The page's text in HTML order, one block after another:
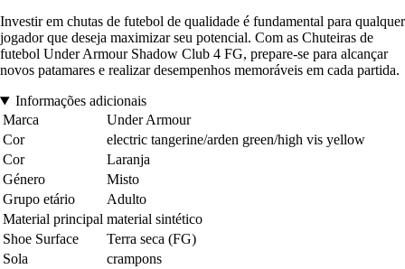
Investir em chutas de futebol de qualidade é fundamental para qualquer
jogador que deseja maximizar seu potencial. Com as Chuteiras de
futebol Under Armour Shadow Club 4 FG, prepare-se para alcançar
novos patamares e realizar desempenhos memoráveis em cada partida.
Informações adicionais
Marca
Under Armour
Cor
electric tangerine/arden green/high vis yellow
Cor
Laranja
Género
Misto
Grupo etário
Adulto
Material principal material sintético
Shoe Surface
Terra seca (FG)
Sola
crampons